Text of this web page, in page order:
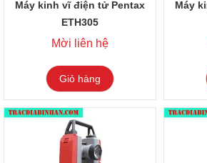
Máy kinh vĩ điện tử Pentax
ETH305
Mời liên hệ
Giỏ hàng
Máy